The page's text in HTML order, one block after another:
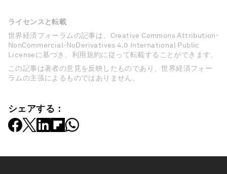
ライセンスと転載
世界経済フォーラムの記事は、Creative Commons Attribution-
NonCommercial-NoDerivatives 4.0 International Public
Licenseに基づき、利用規約に従って転載することができます。
この記事は著者の意見を反映したものであり、世界経済フォー
ラムの主張によるものではありません。
シェアする：